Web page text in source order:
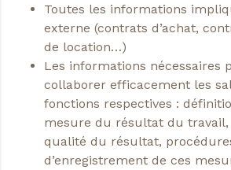
Toutes les informations
externe (contrats d’achat,
de location…)
Les informations nécessaires
collaborer efficacement les
fonctions respectives :
mesure du résultat du
qualité du résultat,
d’enregistrement de ces